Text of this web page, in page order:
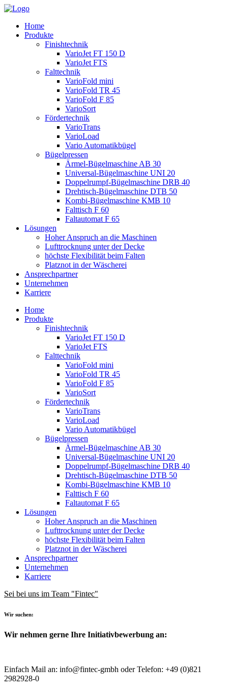
Zum
wechselnHome
Produkte
Finishtechnik
VarioJet FT 150 D
VarioJet FTS
Falttechnik
VarioFold mini
VarioFold TR 45
VarioFold F 85
VarioSort
Fördertechnik
VarioTrans
VarioLoad
Vario Automatikbügel
Bügelpressen
Ärmel-Bügelmaschine AB 30
Universal-Bügelmaschine UNI 20
Doppelrumpf-Bügelmaschine DRB 40
Drehtisch-Bügelmaschine DTB 50
Kombi-Bügelmaschine KMB 10
Falttisch F 60
Faltautomat F 65
Lösungen
Hoher Anspruch an die Maschinen
Lufttrocknung unter der Decke
höchste Flexibilität beim Falten
Platznot in der Wäscherei
Ansprechpartner
Unternehmen
Karriere
Home
Produkte
Finishtechnik
VarioJet FT 150 D
VarioJet FTS
Falttechnik
VarioFold mini
VarioFold TR 45
VarioFold F 85
VarioSort
Fördertechnik
VarioTrans
VarioLoad
Vario Automatikbügel
Bügelpressen
Ärmel-Bügelmaschine AB 30
Universal-Bügelmaschine UNI 20
Doppelrumpf-Bügelmaschine DRB 40
Drehtisch-Bügelmaschine DTB 50
Kombi-Bügelmaschine KMB 10
Falttisch F 60
Faltautomat F 65
Lösungen
Hoher Anspruch an die Maschinen
Lufttrocknung unter der Decke
höchste Flexibilität beim Falten
Platznot in der Wäscherei
Ansprechpartner
Unternehmen
Karriere
Sei bei uns im Team "Fintec"
Wir suchen:
Wir nehmen gerne Ihre Initiativbewerbung an:
Einfach Mail an: info@fintec-gmbh oder Telefon: +49 (0)821
2982928-0